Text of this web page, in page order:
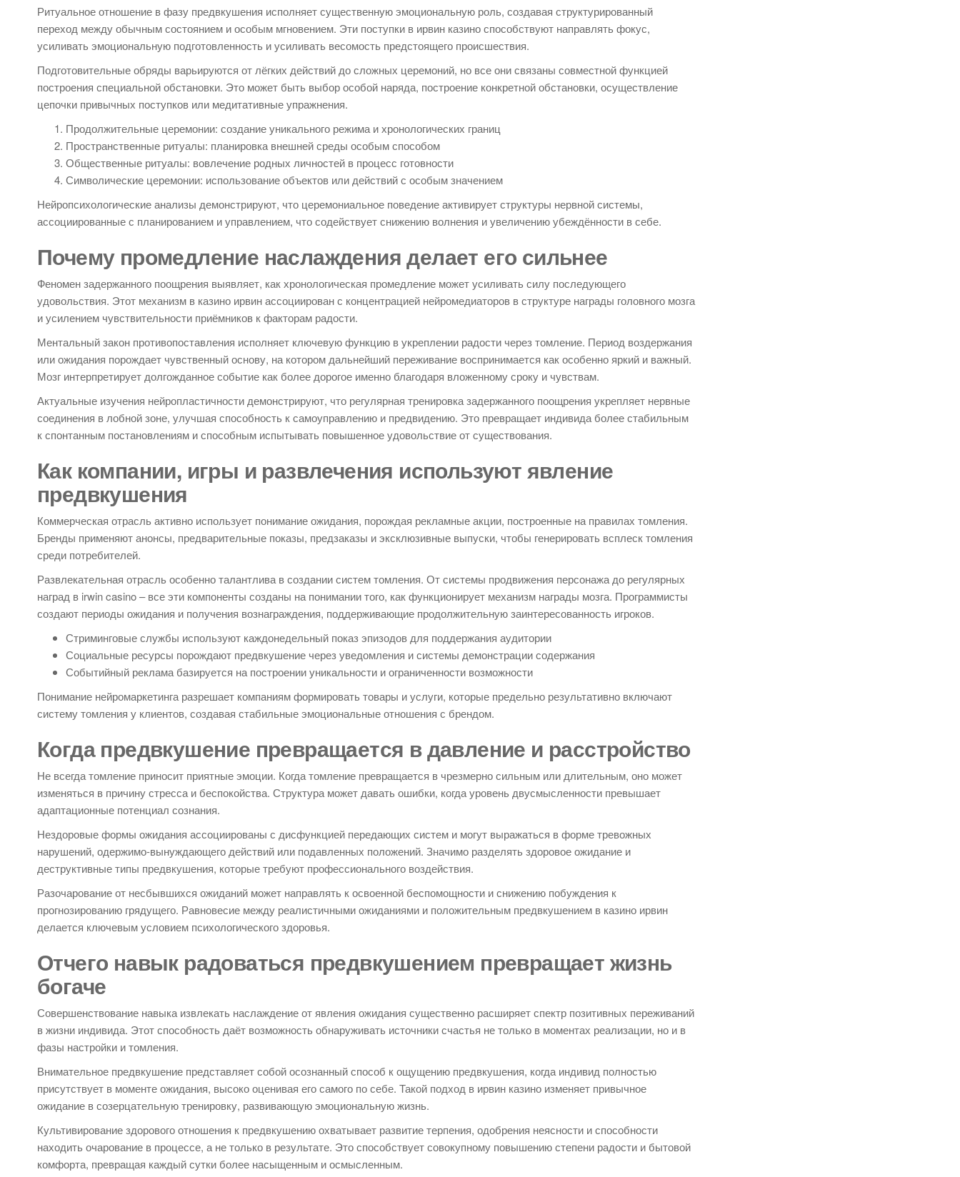
Ритуальное отношение в фазу предвкушения исполняет существенную эмоциональную роль, создавая структурированный
переход между обычным состоянием и особым мгновением. Эти поступки в ирвин казино способствуют направлять фокус,
усиливать эмоциональную подготовленность и усиливать весомость предстоящего происшествия.
Подготовительные обряды варьируются от лёгких действий до сложных церемоний, но все они связаны совместной функцией
построения специальной обстановки. Это может быть выбор особой наряда, построение конкретной обстановки, осуществление
цепочки привычных поступков или медитативные упражнения.
Продолжительные церемонии: создание уникального режима и хронологических границ
Пространственные ритуалы: планировка внешней среды особым способом
Общественные ритуалы: вовлечение родных личностей в процесс готовности
Символические церемонии: использование объектов или действий с особым значением
Нейропсихологические анализы демонстрируют, что церемониальное поведение активирует структуры нервной системы,
ассоциированные с планированием и управлением, что содействует снижению волнения и увеличению убеждённости в себе.
Почему промедление наслаждения делает его сильнее
Феномен задержанного поощрения выявляет, как хронологическая промедление может усиливать силу последующего
удовольствия. Этот механизм в казино ирвин ассоциирован с концентрацией нейромедиаторов в структуре награды головного мозга
и усилением чувствительности приёмников к факторам радости.
Ментальный закон противопоставления исполняет ключевую функцию в укреплении радости через томление. Период воздержания
или ожидания порождает чувственный основу, на котором дальнейший переживание воспринимается как особенно яркий и важный.
Мозг интерпретирует долгожданное событие как более дорогое именно благодаря вложенному сроку и чувствам.
Актуальные изучения нейропластичности демонстрируют, что регулярная тренировка задержанного поощрения укрепляет нервные
соединения в лобной зоне, улучшая способность к самоуправлению и предвидению. Это превращает индивида более стабильным
к спонтанным постановлениям и способным испытывать повышенное удовольствие от существования.
Как компании, игры и развлечения используют явление
предвкушения
Коммерческая отрасль активно использует понимание ожидания, порождая рекламные акции, построенные на правилах томления.
Бренды применяют анонсы, предварительные показы, предзаказы и эксклюзивные выпуски, чтобы генерировать всплеск томления
среди потребителей.
Развлекательная отрасль особенно талантлива в создании систем томления. От системы продвижения персонажа до регулярных
наград в irwin casino – все эти компоненты созданы на понимании того, как функционирует механизм награды мозга. Программисты
создают периоды ожидания и получения вознаграждения, поддерживающие продолжительную заинтересованность игроков.
Стриминговые службы используют каждонедельный показ эпизодов для поддержания аудитории
Социальные ресурсы порождают предвкушение через уведомления и системы демонстрации содержания
Событийный реклама базируется на построении уникальности и ограниченности возможности
Понимание нейромаркетинга разрешает компаниям формировать товары и услуги, которые предельно результативно включают
систему томления у клиентов, создавая стабильные эмоциональные отношения с брендом.
Когда предвкушение превращается в давление и расстройство
Не всегда томление приносит приятные эмоции. Когда томление превращается в чрезмерно сильным или длительным, оно может
изменяться в причину стресса и беспокойства. Структура может давать ошибки, когда уровень двусмысленности превышает
адаптационные потенциал сознания.
Нездоровые формы ожидания ассоциированы с дисфункцией передающих систем и могут выражаться в форме тревожных
нарушений, одержимо-вынуждающего действий или подавленных положений. Значимо разделять здоровое ожидание и
деструктивные типы предвкушения, которые требуют профессионального воздействия.
Разочарование от несбывшихся ожиданий может направлять к освоенной беспомощности и снижению побуждения к
прогнозированию грядущего. Равновесие между реалистичными ожиданиями и положительным предвкушением в казино ирвин
делается ключевым условием психологического здоровья.
Отчего навык радоваться предвкушением превращает жизнь
богаче
Совершенствование навыка извлекать наслаждение от явления ожидания существенно расширяет спектр позитивных переживаний
в жизни индивида. Этот способность даёт возможность обнаруживать источники счастья не только в моментах реализации, но и в
фазы настройки и томления.
Внимательное предвкушение представляет собой осознанный способ к ощущению предвкушения, когда индивид полностью
присутствует в моменте ожидания, высоко оценивая его самого по себе. Такой подход в ирвин казино изменяет привычное
ожидание в созерцательную тренировку, развивающую эмоциональную жизнь.
Культивирование здорового отношения к предвкушению охватывает развитие терпения, одобрения неясности и способности
находить очарование в процессе, а не только в результате. Это способствует совокупному повышению степени радости и бытовой
комфорта, превращая каждый сутки более насыщенным и осмысленным.